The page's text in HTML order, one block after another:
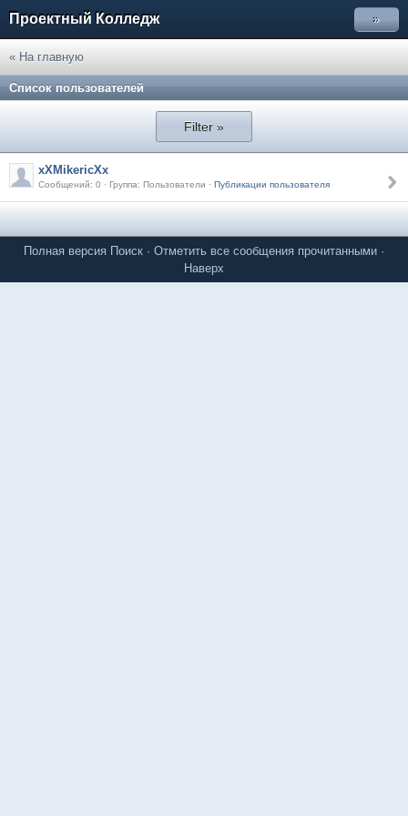
Проектный Колледж »
« На главную
Список пользователей
Filter »
xXMikericXx
Сообщений: 0 · Группа: Пользователи · Публикации пользователя
Полная версия Поиск · Отметить все сообщения прочитанными ·
Наверх